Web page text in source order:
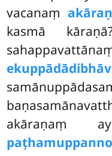
vacanaṃ
kasmā
akāraṇaṃ